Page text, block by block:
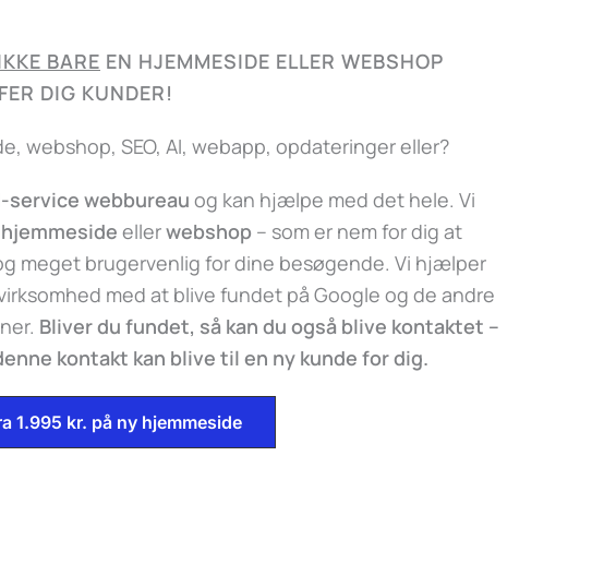
BARE EN HJEMMESIDE ELLER WEBSHOP
DIG KUNDER!
webshop, SEO, AI, webapp, opdateringer eller?
service webbureau og kan hjælpe med det hele. Vi
hjemmeside ellerwebshop – som er nem for dig at
meget brugervenlig for dine besøgende. Vi hjælper
med at blive fundet på Google og de andre
Bliver du fundet, så kan du også blive kontaktet –
kontakt kan blive til en ny kunde for dig.
1.995 kr. på ny hjemmeside